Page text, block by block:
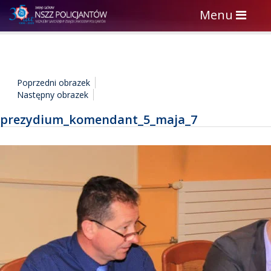
Toggle
navigation
Menu
Poprzedni obrazek
Następny obrazek
prezydium_komendant_5_maja_7